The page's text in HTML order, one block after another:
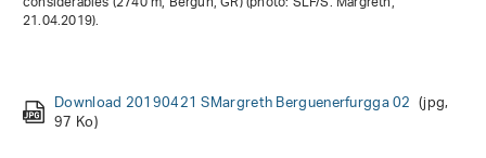
21.04.2019).
Download 20190421 SMargreth Berguenerfurgga 02 (jpg,
97 Ko)
Download 20190420 NLevy Oberalppass 01
Download 20190419 CBerthod Glacier du Mont Collon
Download 20190423 SLugon Moulin La Rosablanche mAval
(jpg, 87 Ko)
Download 20190424 LCouturier Schoenbielhuette pubrep
(jpg, 65 Ko)
Download 20190423 BGallera L Arpitetta mAval(jpg, 76 Ko)
Download 20190421 MMarkutt Parsenn Stuetzweg
Download 20190423 SLugon Moulin Val de Nendaz mAval
(jpg, 127 Ko)
Download 20190420 NLevy Oberalppass 02(jpg, 91 Ko)
Download 20190425 FGenucchi Val Medel mAval
(jpg, 76 Ko)
Download 20190425 MWerder Pala da Tgiern pubrep
112 Ko)